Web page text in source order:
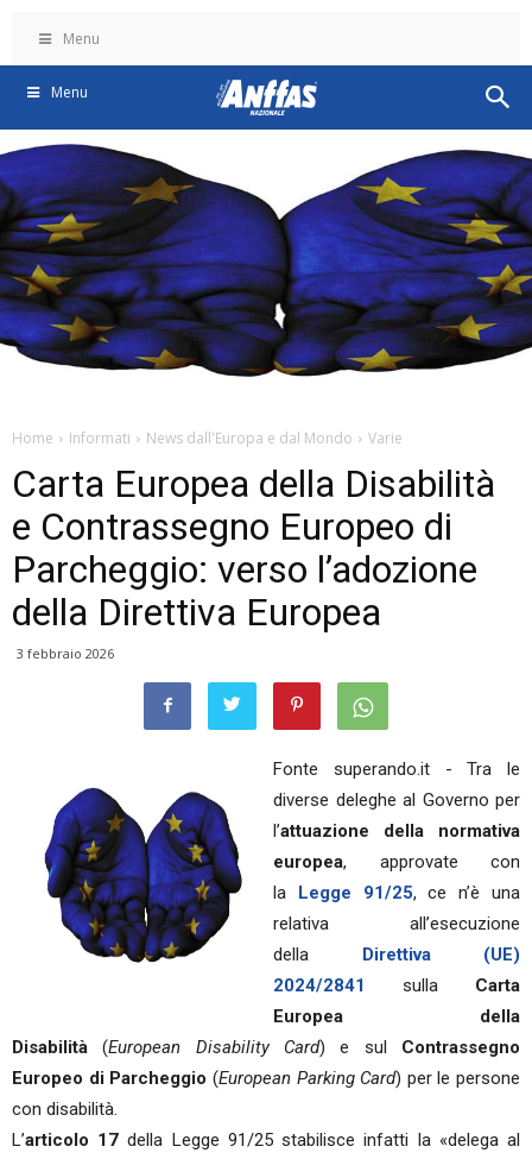
Menu
Menu
Home Informati News dall'Europa e dal Mondo Varie
Carta Europea della Disabilità
e Contrassegno Europeo di
Parcheggio: verso l’adozione
della Direttiva Europea
3 febbraio 2026
Fonte superando.it - Tra le
diverse deleghe al Governo per
l’attuazione della normativa
europea, approvate con
la Legge 91/25, ce n’è una
relativa all’esecuzione
della Direttiva (UE)
2024/2841
sulla Carta
Europea della
Disabilità (European Disability Card) e sul Contrassegno
Europeo di Parcheggio (European Parking Card) per le persone
con disabilità.
L’articolo 17 della Legge 91/25 stabilisce infatti la «delega al